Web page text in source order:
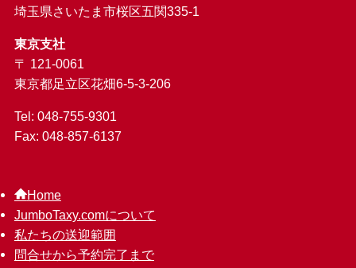
埼玉県さいたま市桜区五関335-1
東京支社
〒 121-0061
東京都足立区花畑6-5-3-206
Tel: 048-755-9301
Fax: 048-857-6137
Home
JumboTaxy.comについて
私たちの送迎範囲
問合せから予約完了まで